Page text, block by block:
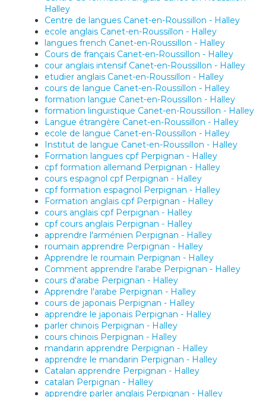
Halley
Centre de langues Canet-en-Roussillon - Halley
ecole anglais Canet-en-Roussillon - Halley
langues french Canet-en-Roussillon - Halley
Cours de français Canet-en-Roussillon - Halley
cour anglais intensif Canet-en-Roussillon - Halley
etudier anglais Canet-en-Roussillon - Halley
cours de langue Canet-en-Roussillon - Halley
formation langue Canet-en-Roussillon - Halley
formation linguistique Canet-en-Roussillon - Halley
Langue étrangère Canet-en-Roussillon - Halley
ecole de langue Canet-en-Roussillon - Halley
Institut de langue Canet-en-Roussillon - Halley
Formation langues cpf Perpignan - Halley
cpf formation allemand Perpignan - Halley
cours espagnol cpf Perpignan - Halley
cpf formation espagnol Perpignan - Halley
Formation anglais cpf Perpignan - Halley
cours anglais cpf Perpignan - Halley
cpf cours anglais Perpignan - Halley
apprendre l'arménien Perpignan - Halley
roumain apprendre Perpignan - Halley
Apprendre le roumain Perpignan - Halley
Comment apprendre l'arabe Perpignan - Halley
cours d'arabe Perpignan - Halley
Apprendre l'arabe Perpignan - Halley
cours de japonais Perpignan - Halley
apprendre le japonais Perpignan - Halley
parler chinois Perpignan - Halley
cours chinois Perpignan - Halley
mandarin apprendre Perpignan - Halley
apprendre le mandarin Perpignan - Halley
Catalan apprendre Perpignan - Halley
catalan Perpignan - Halley
apprendre parler anglais Perpignan - Halley